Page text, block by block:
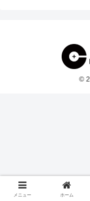
©
メニュー ホーム